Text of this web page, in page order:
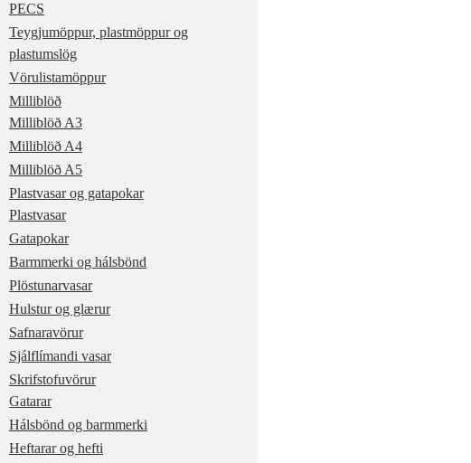
PECS
Teygjumöppur, plastmöppur og
plastumslög
Vörulistamöppur
Milliblöð
Milliblöð A3
Milliblöð A4
Milliblöð A5
Plastvasar og gatapokar
Plastvasar
Gatapokar
Barmmerki og hálsbönd
Plöstunarvasar
Hulstur og glærur
Safnaravörur
Sjálflímandi vasar
Skrifstofuvörur
Gatarar
Hálsbönd og barmmerki
Heftarar og hefti